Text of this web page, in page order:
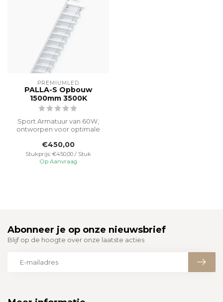
PREMIUMLED
PALLA-S Opbouw
1500mm 3500K
Sport Armatuur van 60W,
ontworpen voor optimale
Tennis- e...
€450,00
Stukprijs: €450,00 / Stuk
Op Aanvraag
Abonneer je op onze nieuwsbrief
Blijf op de hoogte over onze laatste acties